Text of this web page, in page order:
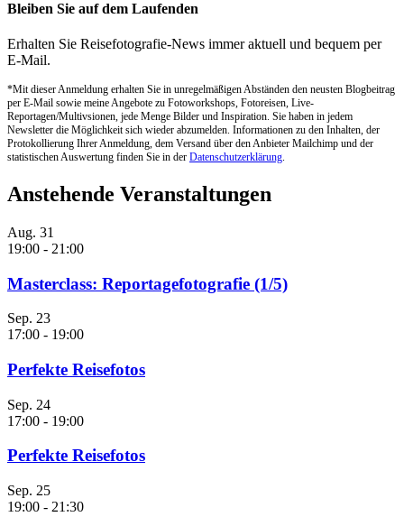
Bleiben Sie auf dem Laufenden
Erhalten Sie Reisefotografie-News immer aktuell und bequem per
E-Mail.
*Mit dieser Anmeldung erhalten Sie in unregelmäßigen Abständen den neusten Blogbeitrag
per E-Mail sowie meine Angebote zu Fotoworkshops, Fotoreisen, Live-
Reportagen/Multivsionen, jede Menge Bilder und Inspiration. Sie haben in jedem
Newsletter die Möglichkeit sich wieder abzumelden. Informationen zu den Inhalten, der
Protokollierung Ihrer Anmeldung, dem Versand über den Anbieter Mailchimp und der
statistischen Auswertung finden Sie in der Datenschutzerklärung.
Anstehende Veranstaltungen
Aug. 31
19:00 - 21:00
Masterclass: Reportagefotografie (1/5)
Sep. 23
17:00 - 19:00
Perfekte Reisefotos
Sep. 24
17:00 - 19:00
Perfekte Reisefotos
Sep. 25
19:00 - 21:30